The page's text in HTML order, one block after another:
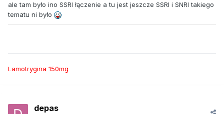
ale tam było ino SSRI łączenie a tu jest jeszcze SSRI i SNRI takiego
tematu ni było
Lamotrygina 150mg
depas